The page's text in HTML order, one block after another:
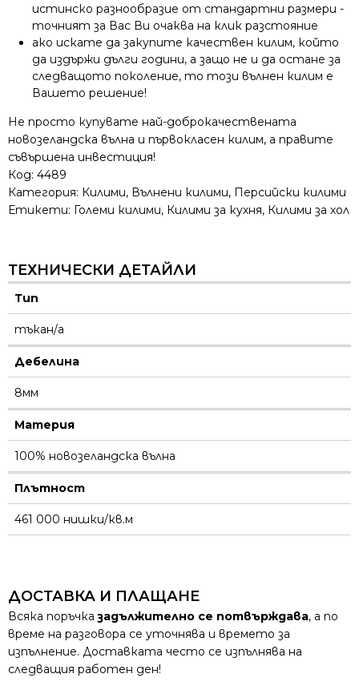
истинско разнообразие от стандартни размери -
точният за Вас Ви очаква на клик разстояние
ако искате да закупите качествен килим, който
да издържи дълги години, а защо не и да остане за
следващото поколение, то този вълнен килим е
Вашето решение!
Не просто купувате най-доброкачествената
новозеландска вълна и първокласен килим, а правите
съвършена инвестиция!
Код: 4489
Категория: Килими, Вълнени килими, Персийски килими
Етикети: Големи килими, Килими за кухня, Килими за хол
ТЕХНИЧЕСКИ ДЕТАЙЛИ
Тип
тъкан/а
Дебелина
8мм
Материя
100% новозеландска вълна
Плътност
461 000 нишки/кв.м
ДОСТАВКА И ПЛАЩАНЕ
Всяка поръчказадължително се потвърждава, а по
време на разговора се уточнява и времето за
изпълнение. Доставката често се изпълнява на
следващия работен ден!